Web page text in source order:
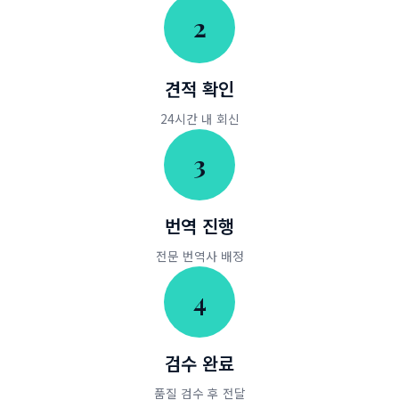
2
견적 확인
24시간 내 회신
3
번역 진행
전문 번역사 배정
4
검수 완료
품질 검수 후 전달